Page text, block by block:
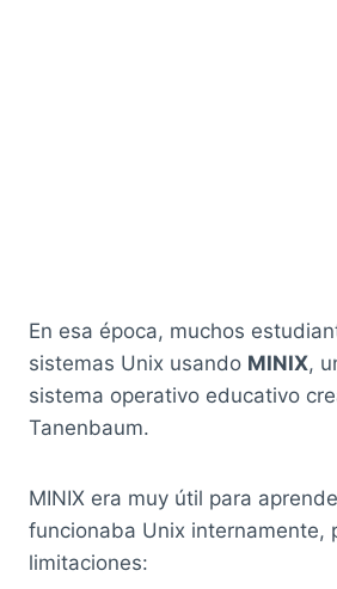
En esa época, muchos
sistemas Unix usando MINIX,
sistema operativo educativo
Tanenbaum.
MINIX era muy útil para
funcionaba Unix internamente,
limitaciones: